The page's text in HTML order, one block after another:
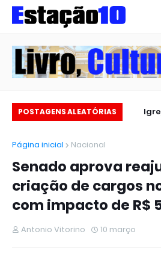
POSTAGENS ALEATÓRIAS
10 no carnaval 2025
Página inicial Nacional
Senado aprova
criação de cargos
com impacto de R$
Antonio Vitorino 10 março